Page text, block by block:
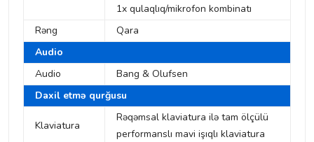
1x qulaqlıq/mikrofon kombinatı
Rəng
Qara
Audio
Audio
Bang & Olufsen
Daxil etmə qurğusu
Klaviatura
Rəqəmsal klaviatura ilə tam ölçülü
performanslı mavi işıqlı klaviatura